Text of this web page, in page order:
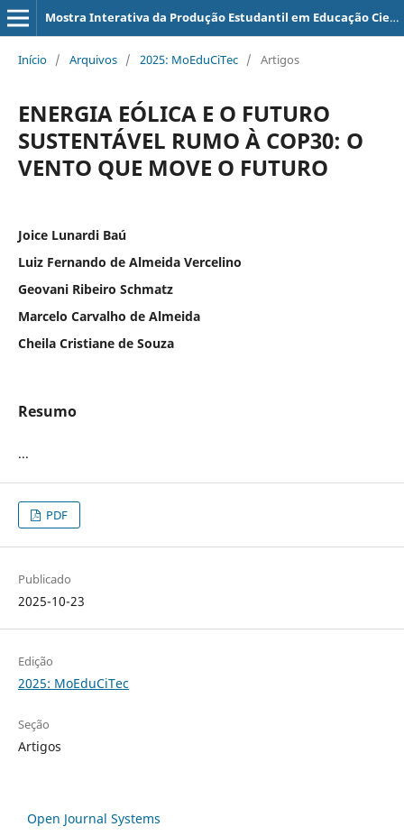
Mostra Interativa da Produção Estudantil em Educação Científica e Tecnológica
Início / Arquivos / 2025: MoEduCiTec / Artigos
ENERGIA EÓLICA E O FUTURO
SUSTENTÁVEL RUMO À COP30: O
VENTO QUE MOVE O FUTURO
Joice Lunardi Baú
Luiz Fernando de Almeida Vercelino
Geovani Ribeiro Schmatz
Marcelo Carvalho de Almeida
Cheila Cristiane de Souza
Resumo
...
PDF
Publicado
2025-10-23
Edição
2025: MoEduCiTec
Seção
Artigos
Open Journal Systems